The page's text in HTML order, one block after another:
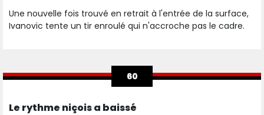
Une nouvelle fois trouvé en retrait à l'entrée de la surface,
Ivanovic tente un tir enroulé qui n'accroche pas le cadre.
60
Le rythme niçois a baissé